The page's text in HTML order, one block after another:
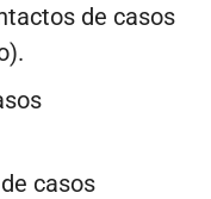
de casos
casos